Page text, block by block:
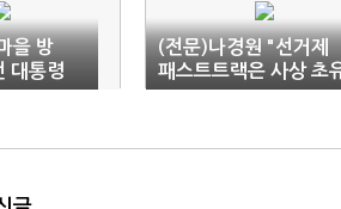
을 방
대통령
(전문)나경원 "선거제
패스트트랙은 사상 초
입법 쿠테타"